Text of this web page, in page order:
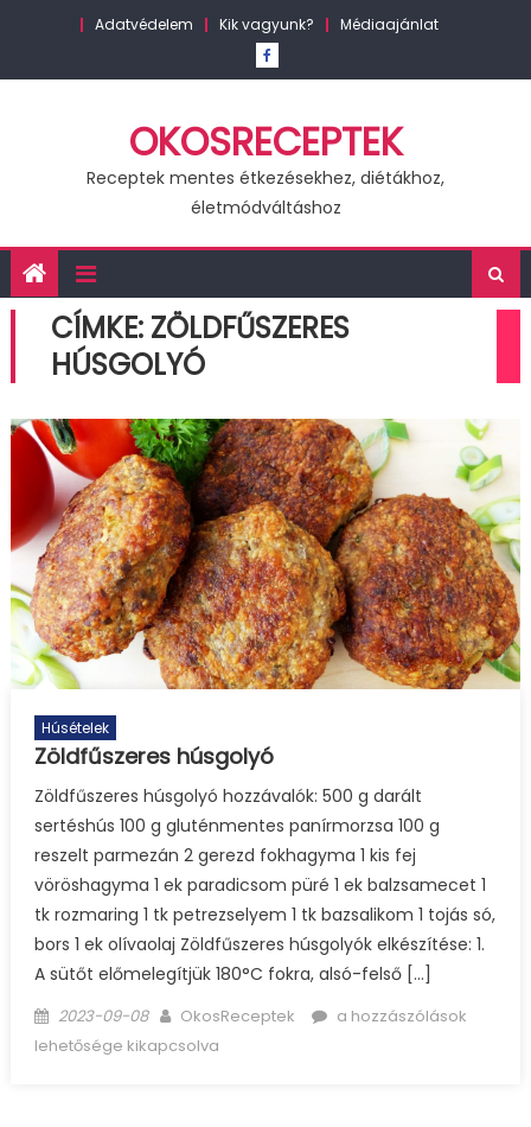
Adatvédelem Kik vagyunk? Médiaajánlat
OKOSRECEPTEK
Receptek mentes étkezésekhez, diétákhoz,
életmódváltáshoz
CÍMKE: ZÖLDFŰSZERES
HÚSGOLYÓ
Húsételek
Zöldfűszeres húsgolyó
Zöldfűszeres húsgolyó hozzávalók: 500 g darált
sertéshús 100 g gluténmentes panírmorzsa 100 g
reszelt parmezán 2 gerezd fokhagyma 1 kis fej
vöröshagyma 1 ek paradicsom püré 1 ek balzsamecet 1
tk rozmaring 1 tk petrezselyem 1 tk bazsalikom 1 tojás só,
bors 1 ek olívaolaj Zöldfűszeres húsgolyók elkészítése: 1.
A sütőt előmelegítjük 180°C fokra, alsó-felső […]
Posted
on
2023-09-08 Author
OkosReceptek
Zöldfűszeres
a hozzászólások
lehetősége kikapcsolva